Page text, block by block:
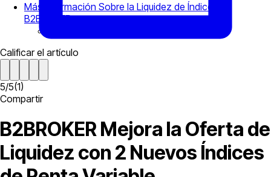
Más Información Sobre la Liquidez de Índices de
B2BROKER
Calificar el artículo
5/5(1)
Compartir
B2BROKER Mejora la Oferta de
Liquidez con 2 Nuevos Índices